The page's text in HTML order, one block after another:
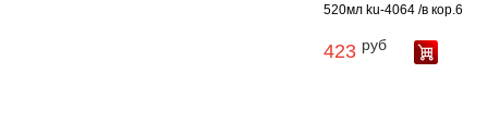
520мл ku-4064 /в кор.6
423 руб